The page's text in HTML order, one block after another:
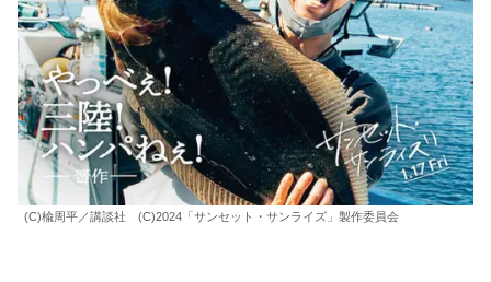
(C)楡周平／講談社 (C)2024「サンセット・サンライズ」製作委員会